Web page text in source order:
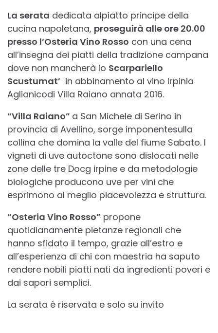
La serata dedicata alpiatto principe della
cucina napoletana, proseguirà alle ore 20.00
presso l’Osteria Vino Rosso con una cena
all’insegna dei piatti della tradizione campana
dove non mancherà lo Scarpariello
Scustumat’ in abbinamento al vino Irpinia
Aglianicodi Villa Raiano annata 2016.
“Villa Raiano” a San Michele di Serino in
provincia di Avellino, sorge imponentesulla
collina che domina la valle del fiume Sabato. I
vigneti di uve autoctone sono dislocati nelle
zone delle tre Docg irpine e da metodologie
biologiche producono uve per vini che
esprimono al meglio piacevolezza e struttura.
“Osteria Vino Rosso” propone
quotidianamente pietanze regionali che
hanno sfidato il tempo, grazie all’estro e
all’esperienza di chi con maestria ha saputo
rendere nobili piatti nati da ingredienti poveri e
dai sapori semplici.
La serata è riservata e solo su invito